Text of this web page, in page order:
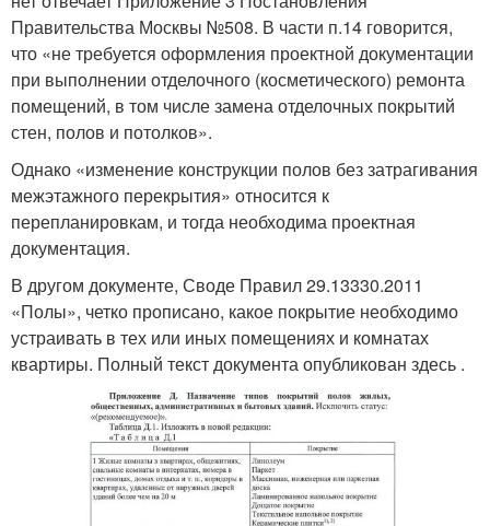
Правительства Москвы №508. В части п.14 говорится,
что «не требуется оформления проектной документации
при выполнении отделочного (косметического) ремонта
помещений, в том числе замена отделочных покрытий
стен, полов и потолков».
Однако «изменение конструкции полов без затрагивания
межэтажного перекрытия» относится к
перепланировкам, и тогда необходима проектная
документация.
В другом документе, Своде Правил 29.13330.2011
«Полы», четко прописано, какое покрытие необходимо
устраивать в тех или иных помещениях и комнатах
квартиры. Полный текст документа опубликован здесь .